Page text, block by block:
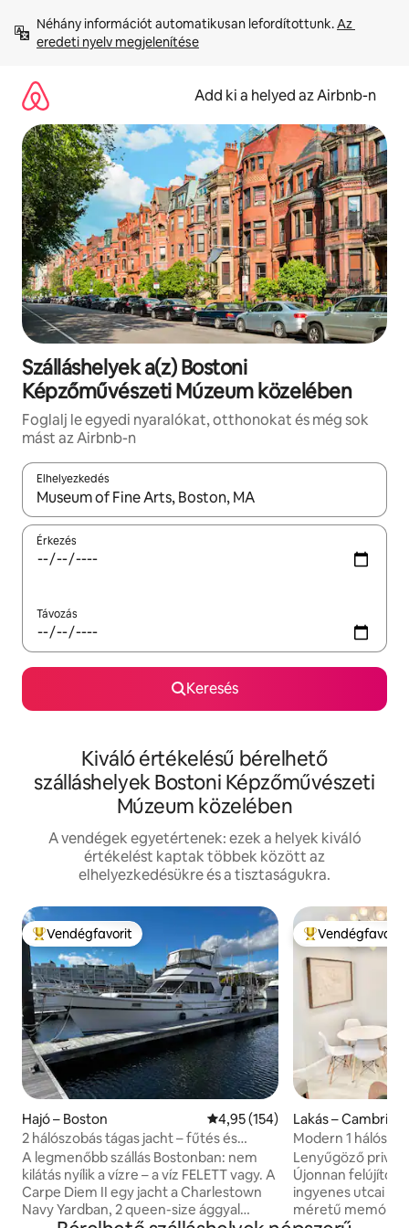
tartalomra
Néhány információt automatikusan lefordítottunk. Az
eredeti nyelv megjelenítése
Add ki a helyed az Airbnb-n
Szálláshelyek a(z) Bostoni
Képzőművészeti Múzeum közelében
Foglalj le egyedi nyaralókat, otthonokat és még sok
mást az Airbnb-n
Elhelyezkedés
Az eredmények között a felfelé és a lefelé nyíllal
Érkezés
Távozás
Keresés
Kiváló értékelésű bérelhető
szálláshelyek Bostoni Képzőművészeti
Múzeum közelében
A vendégek egyetértenek: ezek a helyek kiváló
értékelést kaptak többek között az
elhelyezkedésükre és a tisztaságukra.
Kiemelt vendégfavorit
Vendégfavorit
Hajó – Boston Átlagos értékelés: 5/4,95, 154
4,95 (154)
2 hálószobás tágas jacht – fűtés és
légkondicionáló – a Freedom Trail
mentén
A legmenőbb szállás Bostonban: nem
kilátás nyílik a vízre – a víz FELETT vagy. A
Carpe Diem II egy jacht a Charlestown
Navy Yardban, 2 queen-size ággyal
Kiemelt
Vendégfavorit
Lakás –
Modern 1
parkolóval, MIT/
közelében
Lenyűgöző privát
Újonnan
ingyenes utcai
méretű